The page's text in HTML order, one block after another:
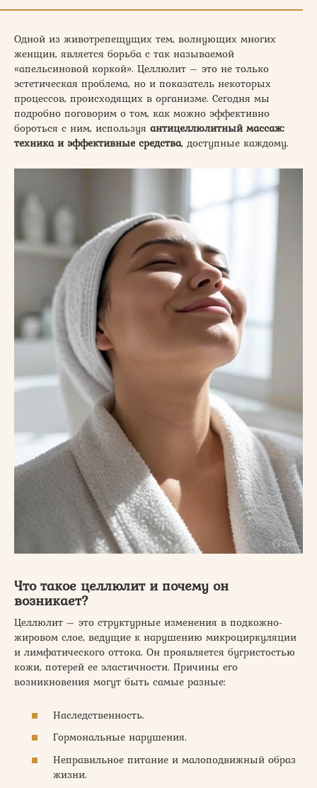
Одной из животрепещущих тем, волнующих многих
женщин, является борьба с так называемой
«апельсиновой коркой». Целлюлит – это не только
эстетическая проблема, но и показатель некоторых
процессов, происходящих в организме. Сегодня мы
подробно поговорим о том, как можно эффективно
бороться с ним, используя антицеллюлитный массаж:
техника и эффективные средства, доступные каждому.
Что такое целлюлит и почему он
возникает?
Целлюлит – это структурные изменения в подкожно-
жировом слое, ведущие к нарушению микроциркуляции
и лимфатического оттока. Он проявляется бугристостью
кожи, потерей ее эластичности. Причины его
возникновения могут быть самые разные:
Наследственность.
Гормональные нарушения.
Неправильное питание и малоподвижный образ
жизни.